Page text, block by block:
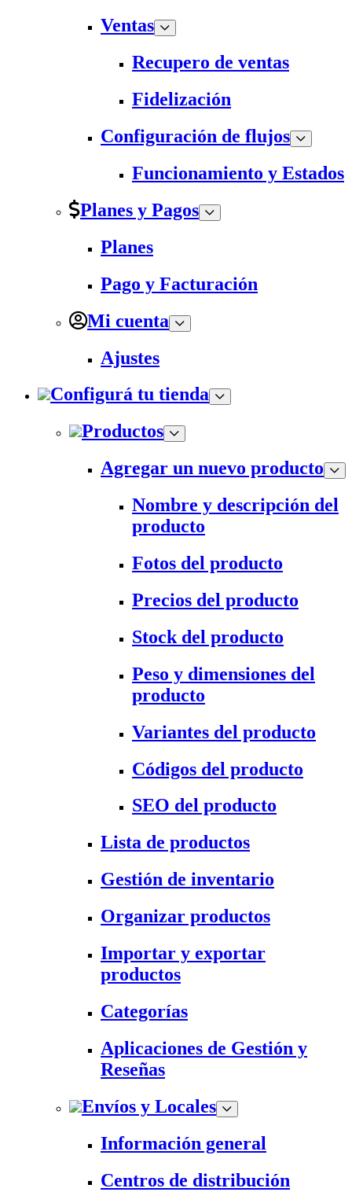
Ventas
Recupero de ventas
Fidelización
Configuración de flujos
Funcionamiento y Estados
Planes y Pagos
Planes
Pago y Facturación
Mi cuenta
Ajustes
Configurá tu tienda
Productos
Agregar un nuevo producto
Nombre y descripción del
producto
Fotos del producto
Precios del producto
Stock del producto
Peso y dimensiones del
producto
Variantes del producto
Códigos del producto
SEO del producto
Lista de productos
Gestión de inventario
Organizar productos
Importar y exportar
productos
Categorías
Aplicaciones de Gestión y
Reseñas
Envíos y Locales
Información general
Centros de distribución